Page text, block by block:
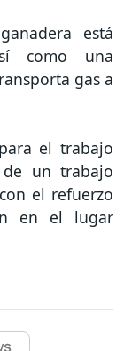
está
como una
gas a
el trabajo
un trabajo
el refuerzo
en el lugar